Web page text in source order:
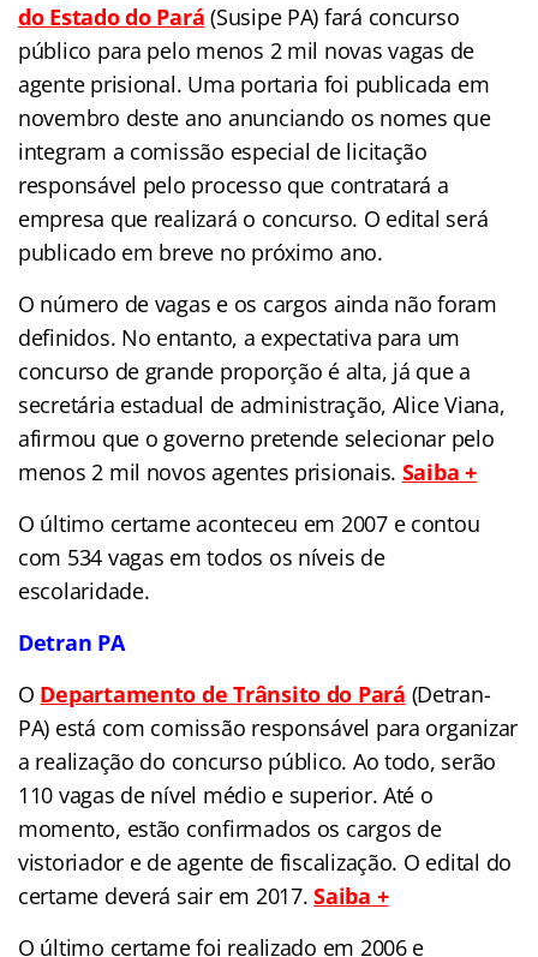
do Estado do Pará (Susipe PA) fará concurso
público para pelo menos 2 mil novas vagas de
agente prisional. Uma portaria foi publicada em
novembro deste ano anunciando os nomes que
integram a comissão especial de licitação
responsável pelo processo que contratará a
empresa que realizará o concurso. O edital será
publicado em breve no próximo ano.
O número de vagas e os cargos ainda não foram
definidos. No entanto, a expectativa para um
concurso de grande proporção é alta, já que a
secretária estadual de administração, Alice Viana,
afirmou que o governo pretende selecionar pelo
menos 2 mil novos agentes prisionais. Saiba +
O último certame aconteceu em 2007 e contou
com 534 vagas em todos os níveis de
escolaridade.
Detran PA
O Departamento de Trânsito do Pará (Detran-
PA) está com comissão responsável para organizar
a realização do concurso público. Ao todo, serão
110 vagas de nível médio e superior. Até o
momento, estão confirmados os cargos de
vistoriador e de agente de fiscalização. O edital do
certame deverá sair em 2017.Saiba +
O último certame foi realizado em 2006 e